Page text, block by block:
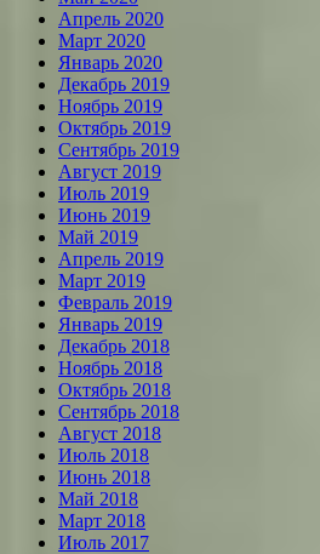
Апрель 2020
Март 2020
Январь 2020
Декабрь 2019
Ноябрь 2019
Октябрь 2019
Сентябрь 2019
Август 2019
Июль 2019
Июнь 2019
Май 2019
Апрель 2019
Март 2019
Февраль 2019
Январь 2019
Декабрь 2018
Ноябрь 2018
Октябрь 2018
Сентябрь 2018
Август 2018
Июль 2018
Июнь 2018
Май 2018
Март 2018
Июль 2017